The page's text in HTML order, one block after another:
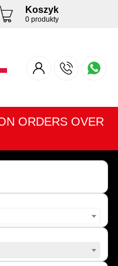
Koszyk
0 produkty
ORDERS OVER